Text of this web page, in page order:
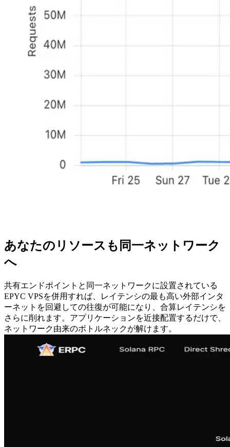
あなたのリソースも同一ネットワーク
へ
共有エンドポイントと同一ネットワークに設置されている
EPYC VPSを併用すれば、レイテンシの最も高い外部インタ
ーネットを回避しての往復が可能になり、合算レイテンシを
さらに削れます。アプリケーションを近接配置するだけで、
ネットワーク由来のボトルネックが解けます。